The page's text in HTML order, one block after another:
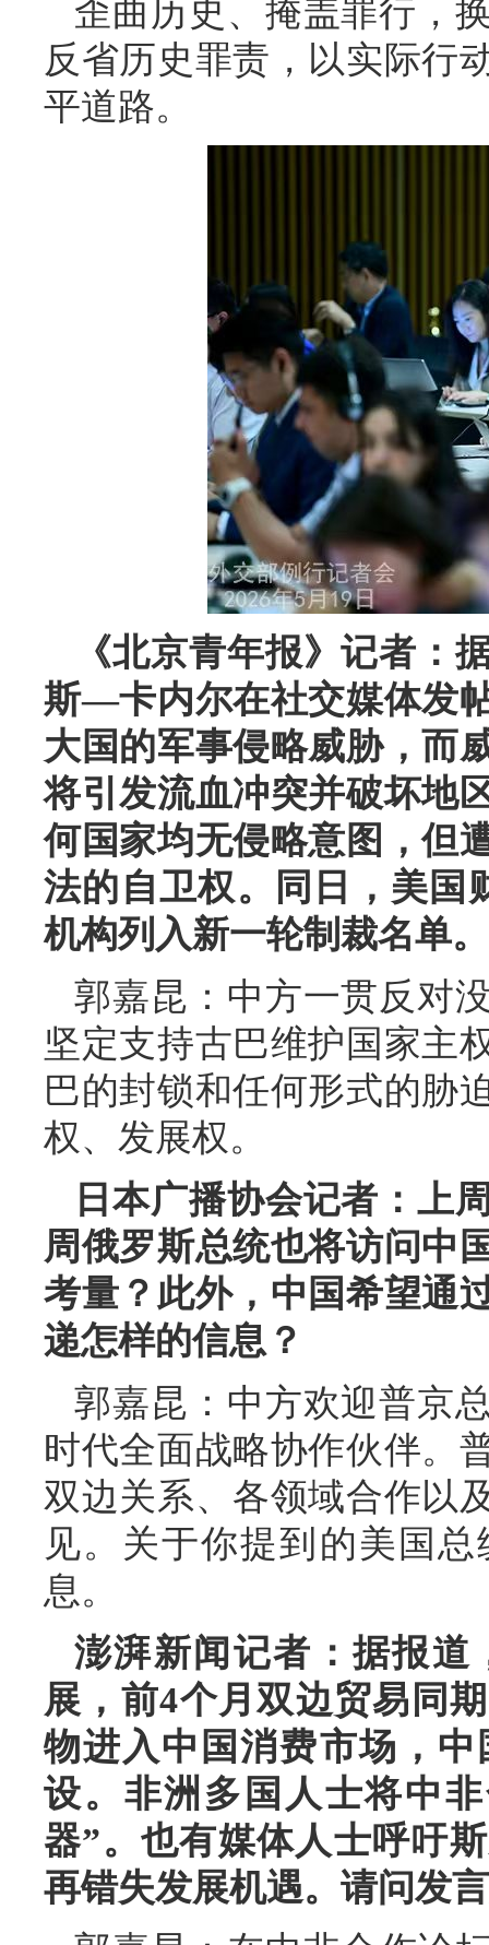
歪曲历史、掩盖罪行，
反省历史罪责，以实际行
平道路。
《北京青年报》记者：
斯—卡内尔在社交媒体发
大国的军事侵略威胁，而
将引发流血冲突并破坏地
何国家均无侵略意图，但
法的自卫权。同日，美国
机构列入新一轮制裁名单
郭嘉昆：中方一贯反对
坚定支持古巴维护国家主
巴的封锁和任何形式的胁
权、发展权。
日本广播协会记者：上
周俄罗斯总统也将访问中
考量？此外，中国希望通
递怎样的信息？
郭嘉昆：中方欢迎普京
时代全面战略协作伙伴。
双边关系、各领域合作以
见。关于你提到的美国
息。
澎湃新闻记者：据报道
展，前4个月双边贸易同
物进入中国消费市场，
设。非洲多国人士将中
器”。也有媒体人士呼吁
再错失发展机遇。请问发